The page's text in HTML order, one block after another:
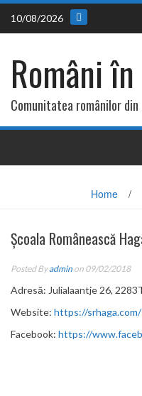
Skip
content
10/08/2026
Români
Comunitatea românilor din
Home /
Școala Românească
Posted Byadmin on 09/02/2018
Adresă: Julialaantje 26,
Website: https://srhaga.com/
Facebook: https://